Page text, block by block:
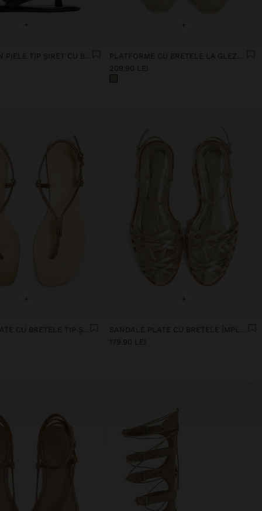
+
SANDALE DIN PIELE TIP ȘIRET CU BARETĂ LA GLEZNĂ
+
PLATFORME CU BRETELE LA GLEZNĂ
209.90 LEI
+
SANDALE PLATE CU BRETELE TIP ȘLAPI
+
SANDALE PLATE CU BRETELE ÎMPLETITE
179.90 LEI